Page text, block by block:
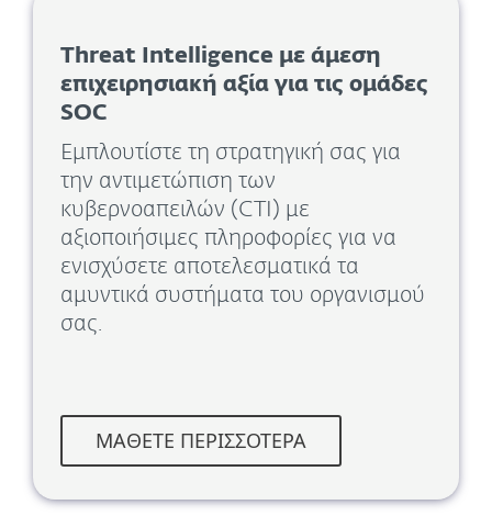
Threat Intelligence με άμεση
επιχειρησιακή αξία για τις ομάδες
SOC
Εμπλουτίστε τη στρατηγική σας για
την αντιμετώπιση των
κυβερνοαπειλών (CTI) με
αξιοποιήσιμες πληροφορίες για να
ενισχύσετε αποτελεσματικά τα
αμυντικά συστήματα του οργανισμού
σας.
ΜΆΘΕΤΕ ΠΕΡΙΣΣΌΤΕΡΑ